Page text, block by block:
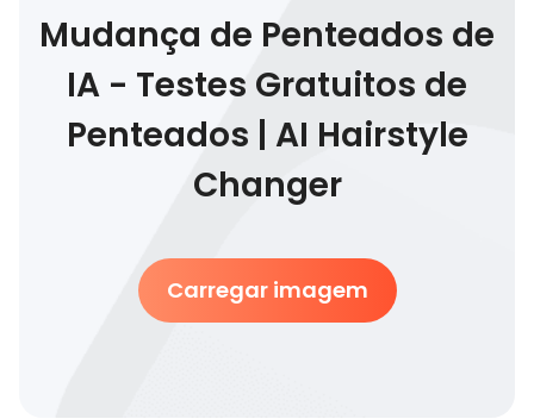
Mudança de Penteados de
IA - Testes Gratuitos de
Penteados | AI Hairstyle
Changer
Carregar imagem